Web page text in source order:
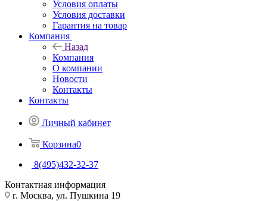
Условия оплаты
Условия доставки
Гарантия на товар
Компания
Назад
Компания
О компании
Новости
Контакты
Контакты
Личный кабинет
Корзина0
8(495)432-32-37
Контактная информация
г. Москва, ул. Пушкина 19